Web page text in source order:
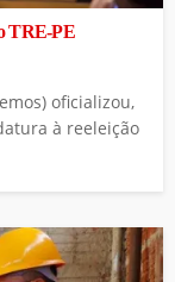
TRE-PE
oficializou,
à reeleição